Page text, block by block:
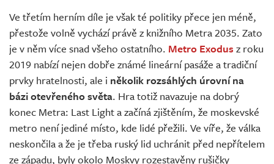
Ve třetím herním díle je však té politiky přece jen méně,
přestože volně vychází právě z knižního Metra 2035. Zato
je v něm více snad všeho ostatního. Metro Exodus z roku
2019 nabízí nejen dobře známé lineární pasáže a tradiční
prvky hratelnosti, ale i několik rozsáhlých úrovní na
bázi otevřeného světa. Hra totiž navazuje na dobrý
konec Metra: Last Light a začíná zjištěním, že moskevské
metro není jediné místo, kde lidé přežili. Ve víře, že válka
neskončila a že je třeba ruský lid uchránit před nepřítelem
ze západu, byly okolo Moskvy rozestavěny rušičky